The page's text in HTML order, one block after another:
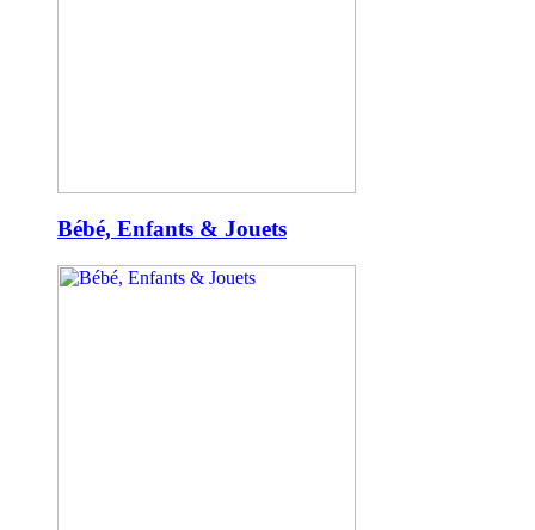
Bébé, Enfants & Jouets